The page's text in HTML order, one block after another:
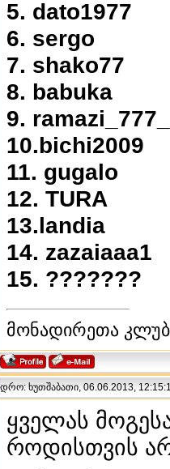
5. dato1977
6. sergo
7. shako77
8. babuka
9. ramazi_777_
10.bichi2009
11. gugalo
12. TURA
13.landia
14. zazaiaaa1
15. ???????
მონადირეთა
დრო: ხუთშაბათი, 06.06.2013,
ყველას
როდისთვის